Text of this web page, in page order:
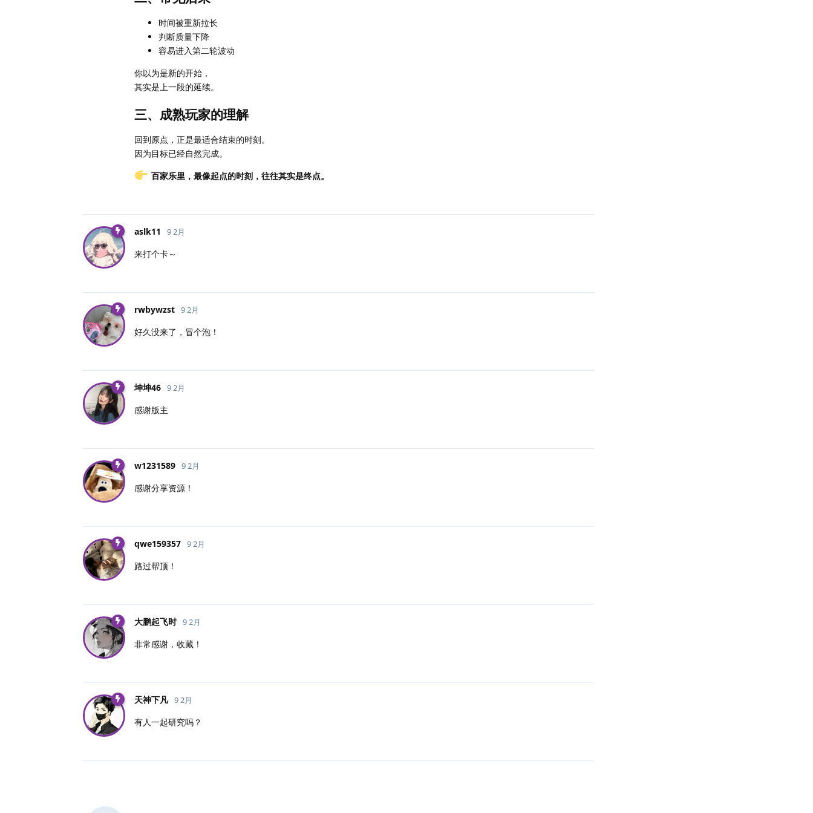
时间被重新拉长
判断质量下降
容易进入第二轮波动
你以为是新的开始，
其实是上一段的延续。
三、成熟玩家的理解
回到原点，正是最适合结束的时刻。
因为目标已经自然完成。
百家乐里，最像起点的时刻，往往其实是终点。
aslk11 9 2月
来打个卡～
rwbywzst 9 2月
好久没来了，冒个泡！
坤坤46 9 2月
感谢版主
w1231589 9 2月
感谢分享资源！
qwe159357 9 2月
路过帮顶！
大鹏起飞时 9 2月
非常感谢，收藏！
天神下凡 9 2月
有人一起研究吗？